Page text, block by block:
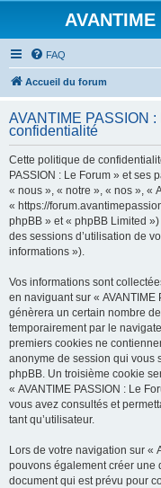
FAQ
Accueil du forum
AVANTIME PASSION
confidentialité
Cette politique de
PASSION : Le Forum » et ses
« nous », « notre », « nos », «
« https://
phpBB » et « phpBB Limited
des sessions d’utilisation de
informations »).
Vos informations sont
en naviguant sur «
génèrera un certain nombre
temporairement par le
premiers cookies ne
anonyme de session qui vous
phpBB. Un troisième cookie
« AVANTIME PASSION : Le
vous avez consultés et
tant qu’utilisateur.
Lors de votre navigation sur «
pouvons également créer une
document qui est prévu pour